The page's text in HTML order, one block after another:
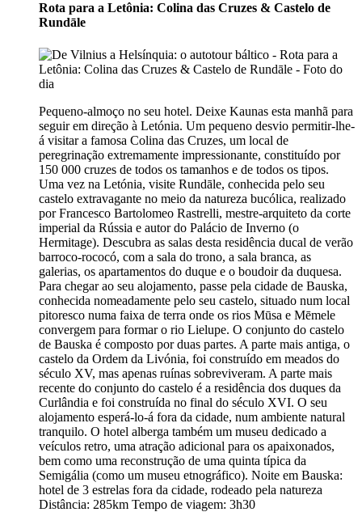
Rota para a Letônia: Colina das Cruzes & Castelo de
Rundāle
Pequeno-almoço no seu hotel. Deixe Kaunas esta manhã para
seguir em direção à Letónia. Um pequeno desvio permitir-lhe-
á visitar a famosa Colina das Cruzes, um local de
peregrinação extremamente impressionante, constituído por
150 000 cruzes de todos os tamanhos e de todos os tipos.
Uma vez na Letónia, visite Rundāle, conhecida pelo seu
castelo extravagante no meio da natureza bucólica, realizado
por Francesco Bartolomeo Rastrelli, mestre-arquiteto da corte
imperial da Rússia e autor do Palácio de Inverno (o
Hermitage). Descubra as salas desta residência ducal de verão
barroco-rococó, com a sala do trono, a sala branca, as
galerias, os apartamentos do duque e o boudoir da duquesa.
Para chegar ao seu alojamento, passe pela cidade de Bauska,
conhecida nomeadamente pelo seu castelo, situado num local
pitoresco numa faixa de terra onde os rios Mūsa e Mēmele
convergem para formar o rio Lielupe. O conjunto do castelo
de Bauska é composto por duas partes. A parte mais antiga, o
castelo da Ordem da Livónia, foi construído em meados do
século XV, mas apenas ruínas sobreviveram. A parte mais
recente do conjunto do castelo é a residência dos duques da
Curlândia e foi construída no final do século XVI. O seu
alojamento esperá-lo-á fora da cidade, num ambiente natural
tranquilo. O hotel alberga também um museu dedicado a
veículos retro, uma atração adicional para os apaixonados,
bem como uma reconstrução de uma quinta típica da
Semigália (como um museu etnográfico). Noite em Bauska:
hotel de 3 estrelas fora da cidade, rodeado pela natureza
Distância: 285km Tempo de viagem: 3h30